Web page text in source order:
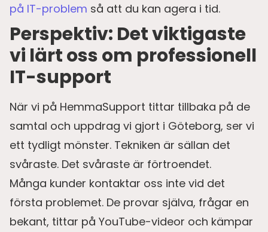
på IT-problem så att du kan agera i tid.
Perspektiv: Det viktigaste
vi lärt oss om professionell
IT-support
När vi på HemmaSupport tittar tillbaka på de
samtal och uppdrag vi gjort i Göteborg, ser vi
ett tydligt mönster. Tekniken är sällan det
svåraste. Det svåraste är förtroendet.
Många kunder kontaktar oss inte vid det
första problemet. De provar själva, frågar en
bekant, tittar på YouTube-videor och kämpar